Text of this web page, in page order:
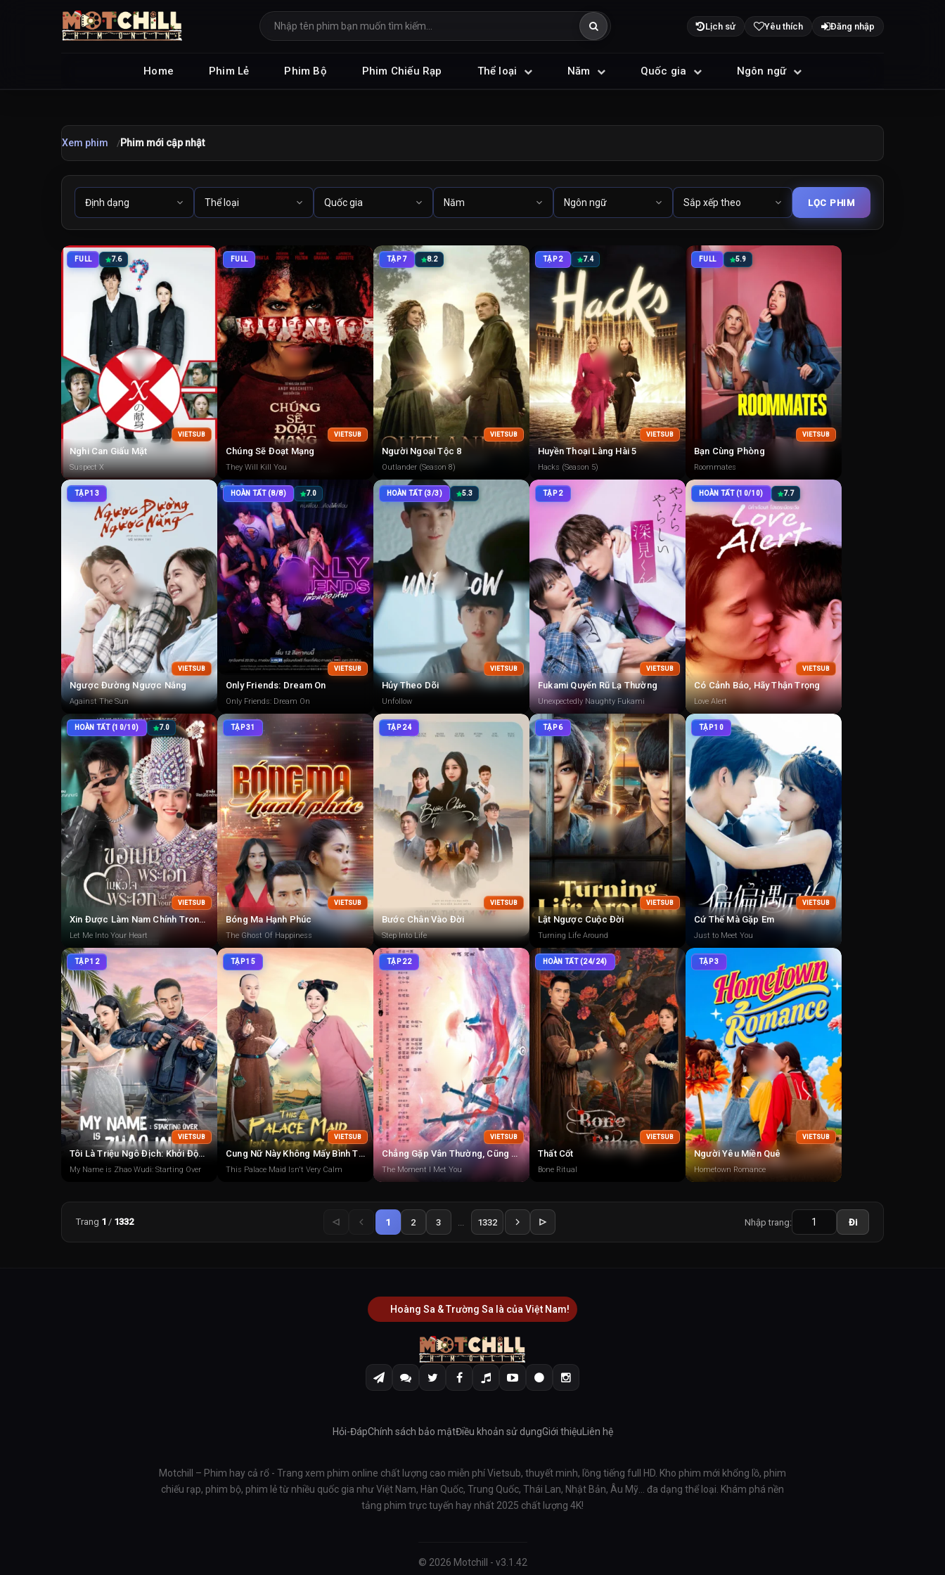
Lịch sử Yêu thích Đăng nhập
Home Phim Lẻ Phim Bộ Phim Chiếu Rạp Thể loại Năm Quốc gia Ngôn ngữ
Xem phim Phim mới cập nhật
FULL 7.6
VIETSUB
Nghi Can Giấu Mặt
Suspect X
FULL
VIETSUB
Chúng Sẽ Đoạt Mạng
They Will Kill You
TẬP 7 8.2
VIETSUB
Người Ngoại Tộc 8
Outlander (Season 8)
TẬP 2 7.4
VIETSUB
Huyền Thoại Làng Hài 5
Hacks (Season 5)
FULL 5.9
VIETSUB
Bạn Cùng Phòng
Roommates
TẬP 13
VIETSUB
Ngược Đường Ngược Nắng
Against The Sun
HOÀN TẤT (8/8) 7.0
VIETSUB
Only Friends: Dream On
Only Friends: Dream On
HOÀN TẤT (3/3) 5.3
VIETSUB
Hủy Theo Dõi
Unfollow
TẬP 2
VIETSUB
Fukami Quyến Rũ Lạ Thường
Unexpectedly Naughty Fukami
HOÀN TẤT (10/10) 7.7
VIETSUB
Có Cảnh Báo, Hãy Thận Trọng
Love Alert
HOÀN TẤT (10/10) 7.0
VIETSUB
Xin Được Làm Nam Chính Trong Trái Tim Nam Chính
Let Me Into Your Heart
TẬP 31
VIETSUB
Bóng Ma Hạnh Phúc
The Ghost Of Happiness
TẬP 24
VIETSUB
Bước Chân Vào Đời
Step Into Life
TẬP 6
VIETSUB
Lật Ngược Cuộc Đời
Turning Life Around
TẬP 10
VIETSUB
Cứ Thế Mà Gặp Em
Just to Meet You
TẬP 12
VIETSUB
Tôi Là Triệu Ngô Địch: Khởi Động Lại
My Name is Zhao Wudi: Starting Over
TẬP 15
VIETSUB
Cung Nữ Này Không Mấy Bình Tĩnh
This Palace Maid Isn't Very Calm
TẬP 22
VIETSUB
Chẳng Gặp Vân Thường, Cũng Chẳng Gặp Người
The Moment I Met You
HOÀN TẤT (24/24)
VIETSUB
Thất Cốt
Bone Ritual
TẬP 3
VIETSUB
Người Yêu Miền Quê
Hometown Romance
Trang 1 / 1332 1 2 3 1332 Nhập trang: Đi
Hoàng Sa & Trường Sa là của Việt Nam!
Hỏi-ĐápChính sách bảo mậtĐiều khoản sử dụngGiới thiệu Liên hệ
Motchill – Phim hay cả rổ - Trang xem phim online chất lượng cao miễn phí Vietsub, thuyết minh, lồng tiếng full HD. Kho phim mới khổng lồ, phim
chiếu rạp, phim bộ, phim lẻ từ nhiều quốc gia như Việt Nam, Hàn Quốc, Trung Quốc, Thái Lan, Nhật Bản, Âu Mỹ… đa dạng thể loại. Khám phá nền
tảng phim trực tuyến hay nhất 2025 chất lượng 4K!
© 2026 Motchill - v3.1.42